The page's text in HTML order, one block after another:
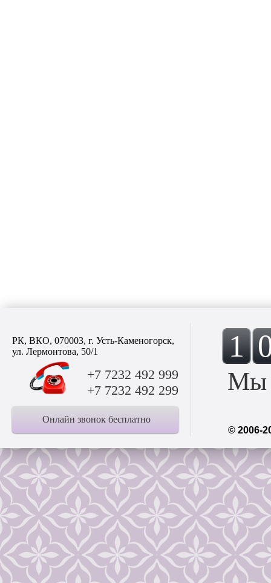
РК, ВКО, 070003, г. Усть-Каменогорск,
ул. Лермонтова, 50/1
+7 7232 492 999
+7 7232 492 299
Онлайн звонок бесплатно
Мы
© 2006-